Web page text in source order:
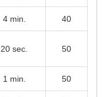
4 min. 40
20 sec. 50
1 min. 50